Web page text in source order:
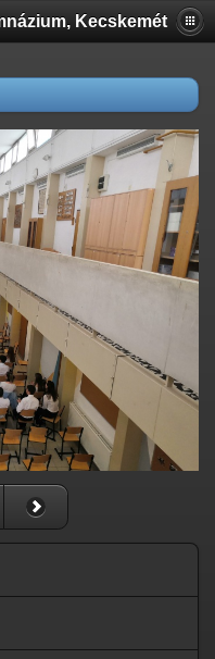
Kecskemét